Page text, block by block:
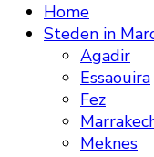
Home
Steden in
Agadir
Essaouira
Fez
Meknes